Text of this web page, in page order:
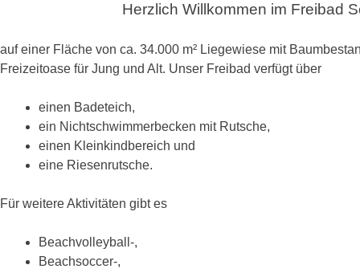
Herzlich Willkommen im Freibad
auf einer Fläche von ca. 34.000 m² Liegewiese mit
Freizeitoase für Jung und Alt. Unser Freibad verfügt über
einen Badeteich,
ein Nichtschwimmerbecken mit Rutsche,
einen Kleinkindbereich und
eine Riesenrutsche.
Für weitere Aktivitäten gibt es
Beachvolleyball-,
Beachsoccer-,